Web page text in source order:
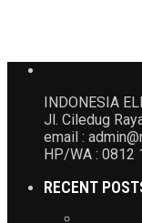
INDONESIA
Jl. Ciledug
email :
HP/WA : 0812
RECENT